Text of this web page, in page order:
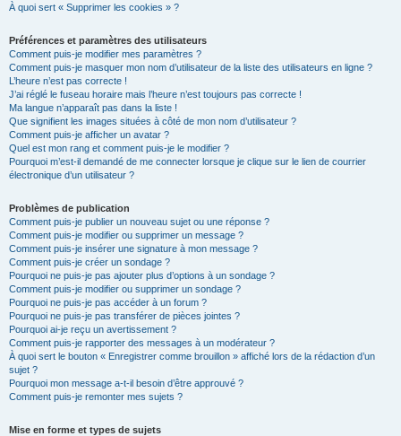
À quoi sert « Supprimer les cookies » ?
Préférences et paramètres des utilisateurs
Comment puis-je modifier mes paramètres ?
Comment puis-je masquer mon nom d’utilisateur de la liste des utilisateurs en ligne ?
L’heure n’est pas correcte !
J’ai réglé le fuseau horaire mais l’heure n’est toujours pas correcte !
Ma langue n’apparaît pas dans la liste !
Que signifient les images situées à côté de mon nom d’utilisateur ?
Comment puis-je afficher un avatar ?
Quel est mon rang et comment puis-je le modifier ?
Pourquoi m’est-il demandé de me connecter lorsque je clique sur le lien de courrier
électronique d’un utilisateur ?
Problèmes de publication
Comment puis-je publier un nouveau sujet ou une réponse ?
Comment puis-je modifier ou supprimer un message ?
Comment puis-je insérer une signature à mon message ?
Comment puis-je créer un sondage ?
Pourquoi ne puis-je pas ajouter plus d’options à un sondage ?
Comment puis-je modifier ou supprimer un sondage ?
Pourquoi ne puis-je pas accéder à un forum ?
Pourquoi ne puis-je pas transférer de pièces jointes ?
Pourquoi ai-je reçu un avertissement ?
Comment puis-je rapporter des messages à un modérateur ?
À quoi sert le bouton « Enregistrer comme brouillon » affiché lors de la rédaction d’un
sujet ?
Pourquoi mon message a-t-il besoin d’être approuvé ?
Comment puis-je remonter mes sujets ?
Mise en forme et types de sujets